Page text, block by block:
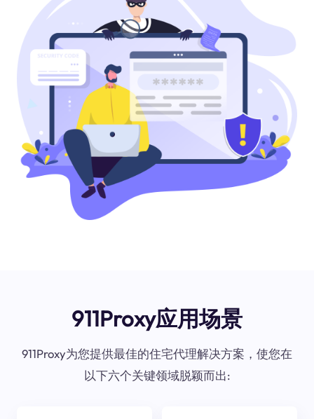
911Proxy应用场景
911Proxy为您提供最佳的住宅代理解决方案，使您在
以下六个关键领域脱颖而出: